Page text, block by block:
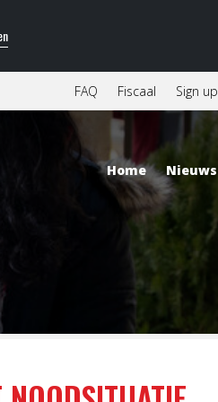
FAQ Fiscaal Sign up
Home Nieuws